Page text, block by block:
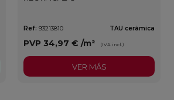
Ref: 93213810 TAU ceràmica
PVP 34,97 €/m² (IVA incl.)
VER MÁS